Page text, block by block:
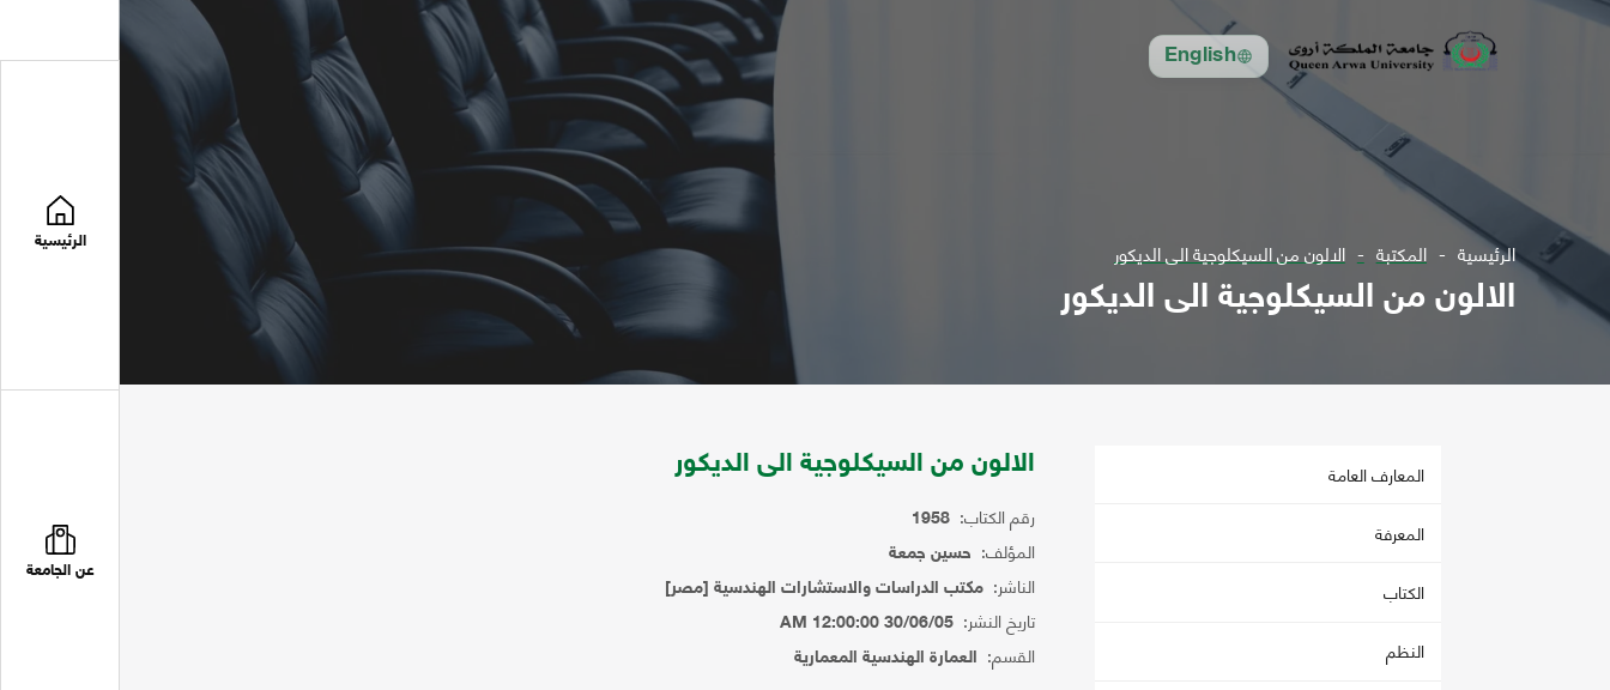
English
الرئيسية
عن الجامعة
الرئيسية المكتبة الالون من السيكلوجية الى الديكور
الالون من السيكلوجية الى الديكور
المعارف العامة
المعرفة
الكتاب
النظم
الالون من السيكلوجية الى الديكور
رقم الكتاب: 1958
المؤلف: حسين جمعة
الناشر: مكتب الدراسات والاستشارات الهندسية [مصر]
تاريخ النشر: 30/06/05 12:00:00 AM
القسم: العمارة الهندسية المعمارية